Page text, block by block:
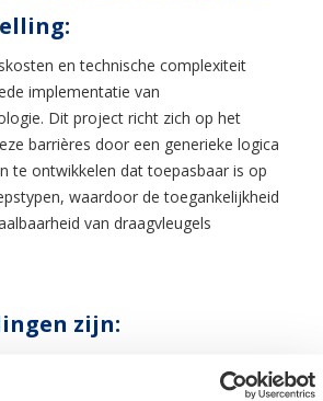
en technische complexiteit
implementatie van
Dit project richt zich op het
barrières door een generieke logica
te ontwikkelen dat toepasbaar is op
waardoor de toegankelijkheid
van draagvleugels
zijn:
scheepstypen door demonstraties met